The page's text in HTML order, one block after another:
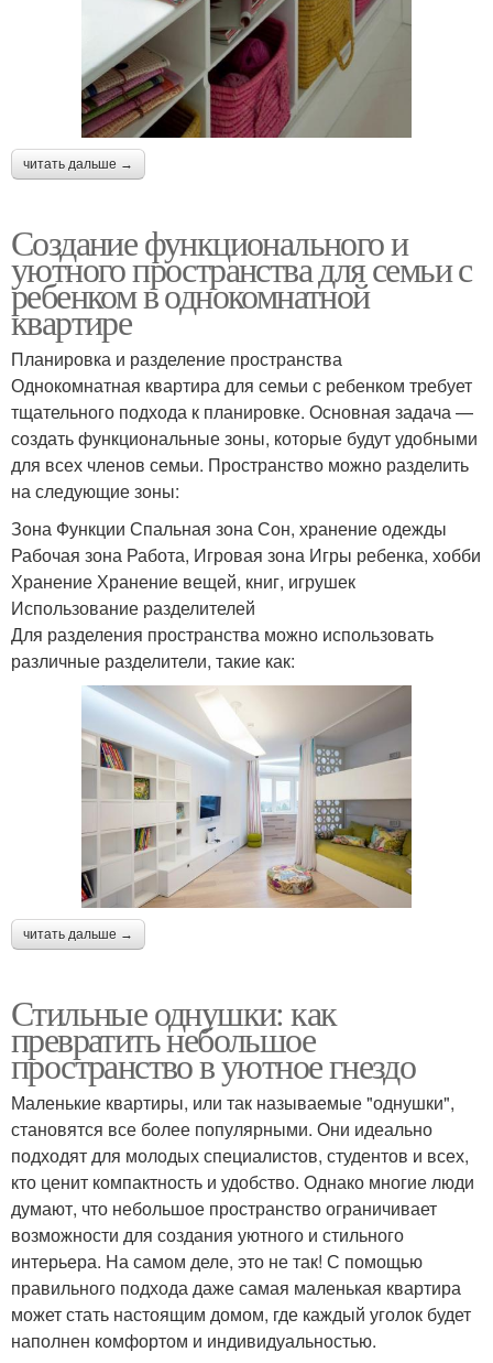
читать дальше →
Создание функционального и
уютного пространства для семьи с
ребенком в однокомнатной
квартире
Планировка и разделение пространства
Однокомнатная квартира для семьи с ребенком требует
тщательного подхода к планировке. Основная задача —
создать функциональные зоны, которые будут удобными
для всех членов семьи. Пространство можно разделить
на следующие зоны:
Зона Функции Спальная зона Сон, хранение одежды
Рабочая зона Работа, Игровая зона Игры ребенка, хобби
Хранение Хранение вещей, книг, игрушек
Использование разделителей
Для разделения пространства можно использовать
различные разделители, такие как:
читать дальше →
Стильные однушки: как
превратить небольшое
пространство в уютное гнездо
Маленькие квартиры, или так называемые "однушки",
становятся все более популярными. Они идеально
подходят для молодых специалистов, студентов и всех,
кто ценит компактность и удобство. Однако многие люди
думают, что небольшое пространство ограничивает
возможности для создания уютного и стильного
интерьера. На самом деле, это не так! С помощью
правильного подхода даже самая маленькая квартира
может стать настоящим домом, где каждый уголок будет
наполнен комфортом и индивидуальностью.